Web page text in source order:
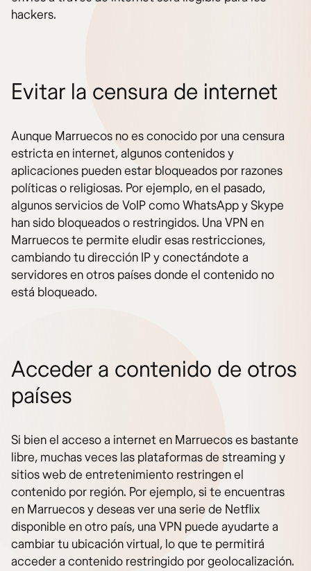
hackers.
Evitar la censura de internet
Aunque Marruecos no es conocido por una censura
estricta en internet, algunos contenidos y
aplicaciones pueden estar bloqueados por razones
políticas o religiosas. Por ejemplo, en el pasado,
algunos servicios de VoIP como WhatsApp y Skype
han sido bloqueados o restringidos. Una VPN en
Marruecos te permite eludir esas restricciones,
cambiando tu dirección IP y conectándote a
servidores en otros países donde el contenido no
está bloqueado.
Acceder a contenido de otros
países
Si bien el acceso a internet en Marruecos es bastante
libre, muchas veces las plataformas de streaming y
sitios web de entretenimiento restringen el
contenido por región. Por ejemplo, si te encuentras
en Marruecos y deseas ver una serie de Netflix
disponible en otro país, una VPN puede ayudarte a
cambiar tu ubicación virtual, lo que te permitirá
acceder a contenido restringido por geolocalización.